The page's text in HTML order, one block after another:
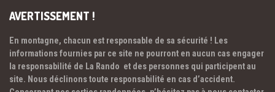
AVERTISSEMENT !
En montagne, chacun est responsable de sa sécurité ! Les
informations fournies par ce site ne pourront en aucun cas engager
la responsabilité de La Rando et des personnes qui participent au
site. Nous déclinons toute responsabilité en cas d’accident.